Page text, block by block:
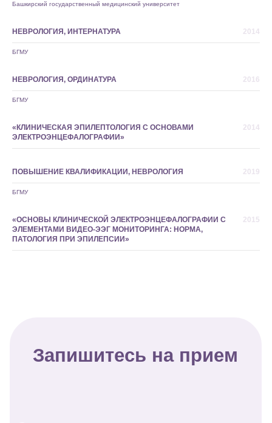
Башкирский государственный медицинский университет
НЕВРОЛОГИЯ, ИНТЕРНАТУРА 2014
БГМУ
НЕВРОЛОГИЯ, ОРДИНАТУРА 2016
БГМУ
«КЛИНИЧЕСКАЯ ЭПИЛЕПТОЛОГИЯ С ОСНОВАМИ
ЭЛЕКТРОЭНЦЕФАЛОГРАФИИ»
2014
ПОВЫШЕНИЕ КВАЛИФИКАЦИИ, НЕВРОЛОГИЯ 2019
БГМУ
«ОСНОВЫ КЛИНИЧЕСКОЙ ЭЛЕКТРОЭНЦЕФАЛОГРАФИИ С
ЭЛЕМЕНТАМИ ВИДЕО-ЭЭГ МОНИТОРИНГА: НОРМА,
ПАТОЛОГИЯ ПРИ ЭПИЛЕПСИИ»
2015
Запишитесь на прием
Оставьте свои данные и мы свяжемся
удобное время для приема